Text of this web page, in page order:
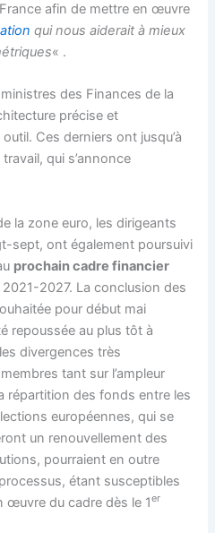
afin de mettre en œuvre
qui nous aiderait à mieux
« .
des Finances de la
précise et
Ces derniers ont jusqu’à
qui s’annonce
la zone euro, les dirigeants
sept, ont également poursuivi
prochain cadre financier
2027. La conclusion des
pour début mai
repoussée au plus tôt à
divergences très
tant sur l’ampleur
répartition des fonds entre les
européennes, qui se
un renouvellement des
pourraient en outre
étant susceptibles
œuvre du cadre dès le 1er